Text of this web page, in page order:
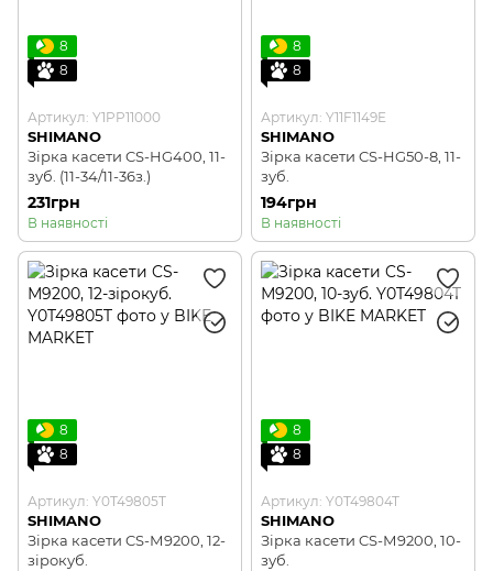
8
8
Артикул: Y1PP11000
SHIMANO
Зірка касети CS-HG400, 11-
зуб. (11-34/11-36з.)
231грн
В наявності
8
8
Артикул: Y11F1149E
SHIMANO
Зірка касети CS-HG50-8, 11-
зуб.
194грн
В наявності
8
8
Артикул: Y0T49805T
SHIMANO
Зірка касети CS-М9200, 12-
зірокуб.
8
8
Артикул: Y0T49804T
SHIMANO
Зірка касети CS-М9200, 10-
зуб.